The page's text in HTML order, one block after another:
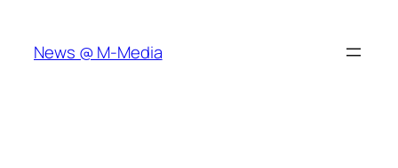
content
News @ M-Media